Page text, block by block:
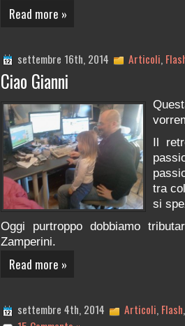
Read more »
settembre 16th, 2014 Articoli,
Ciao Gianni
Il
tra
si
Oggi purtroppo dobbiamo
Zamperini.
Read more »
settembre 4th, 2014 Articoli, Flash